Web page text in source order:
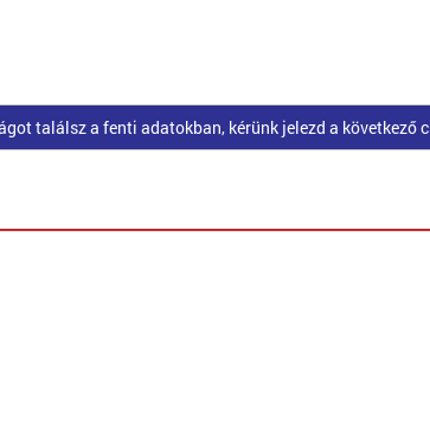
találsz a fenti adatokban, kérünk jelezd a következő